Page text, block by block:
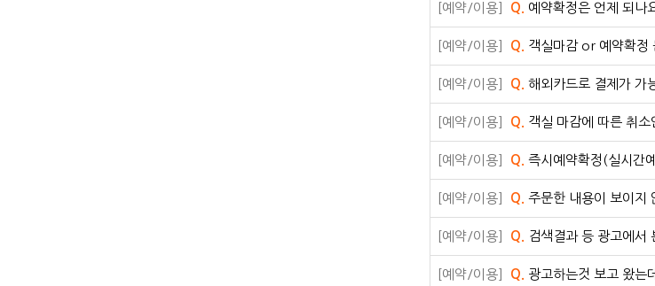
[예약/이용] Q. 예약확정은 언제 되나
[예약/이용] Q. 객실마감 or 예약확정
[예약/이용] Q. 해외카드로 결제가 가
[예약/이용] Q. 객실 마감에 따른 취
[예약/이용] Q. 즉시예약확정(실시간
[예약/이용] Q. 주문한 내용이 보이지
[예약/이용] Q. 검색결과 등 광고에서
[예약/이용] Q. 광고하는것 보고 왔는